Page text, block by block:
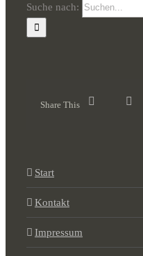
Suche nach:
Share This
Start
Kontakt
Impressum